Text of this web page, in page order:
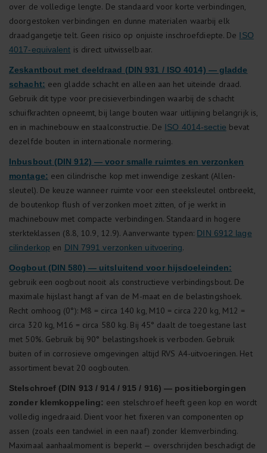
over de volledige lengte. De standaard voor korte verbindingen,
doorgestoken verbindingen en dunne materialen waarbij elk
draadgangetje telt. Geen risico op onjuiste inschroefdiepte. De ISO
4017-equivalent is direct uitwisselbaar.
Zeskantbout met deeldraad (DIN 931 / ISO 4014) — gladde
schacht: een gladde schacht en alleen aan het uiteinde draad.
Gebruik dit type voor precisieverbindingen waarbij de schacht
schuifkrachten opneemt, bij lange bouten waar uitlijning belangrijk is,
en in machinebouw en staalconstructie. De ISO 4014-sectie bevat
dezelfde bouten in internationale normering.
Inbusbout (DIN 912) — voor smalle ruimtes en verzonken
montage: een cilindrische kop met inwendige zeskant (Allen-
sleutel). De keuze wanneer ruimte voor een steeksleutel ontbreekt,
de boutenkop flush of verzonken moet zitten, of je werkt in
machinebouw met compacte verbindingen. Standaard in hogere
sterkteklassen (8.8, 10.9, 12.9). Aanverwante typen: DIN 6912 lage
cilinderkop en DIN 7991 verzonken uitvoering.
Oogbout (DIN 580) — uitsluitend voor hijsdoeleinden:
gebruik een oogbout nooit als constructieve verbindingsbout. De
maximale hijslast hangt af van de M-maat en de belastingshoek.
Recht omhoog (0°): M8 = circa 140 kg, M10 = circa 220 kg, M12 =
circa 320 kg, M16 = circa 580 kg. Bij 45° daalt de toegestane last
met 50%. Gebruik bij 90° belastingshoek is verboden. Gebruik
buiten of in corrosieve omgevingen altijd RVS A4-uitvoeringen. Het
assortiment bevat 20 oogbouten.
Stelschroef (DIN 913 / 914 / 915 / 916) — positieborgingen
zonder klemkoppeling: een stelschroef heeft geen kop en wordt
volledig ingedraaid. Dient voor het fixeren van componenten op
assen (zoals een tandwiel in een naaf) zonder klemverbinding.
Maximaal aanhaalmoment is beperkt — overschrijden beschadigt de